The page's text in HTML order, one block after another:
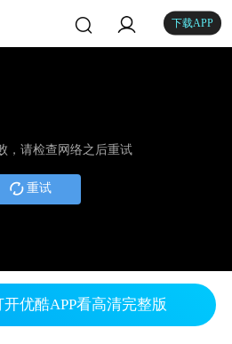
下载APP
，请检查网络之后重试
重试
优酷APP看高清完整版